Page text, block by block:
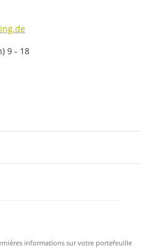
9 - 18
informations sur votre portefeuille